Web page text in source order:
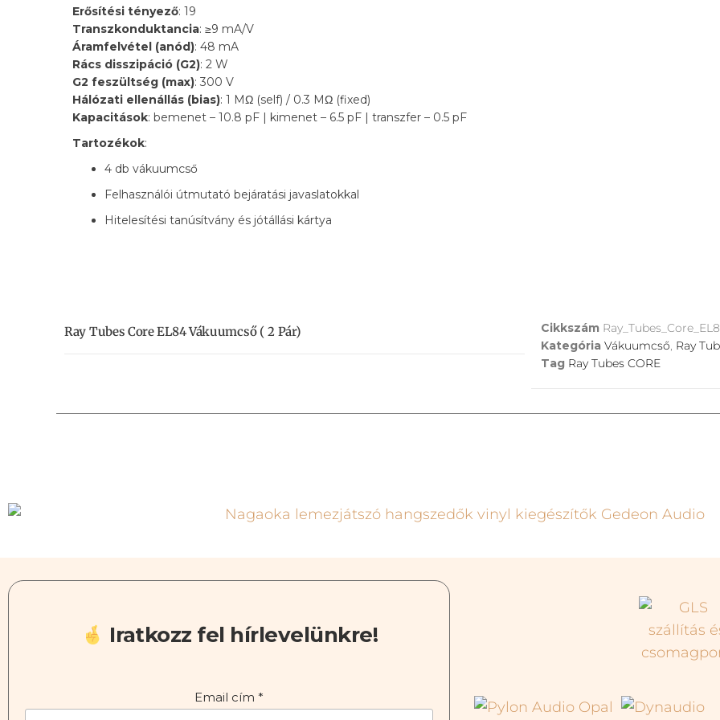
Erősítési tényező: 19
Transzkonduktancia: ≥9 mA/V
Áramfelvétel (anód): 48 mA
Rács disszipáció (G2): 2 W
G2 feszültség (max): 300 V
Hálózati ellenállás (bias): 1 MΩ (self) / 0.3 MΩ (fixed)
Kapacitások: bemenet – 10.8 pF | kimenet – 6.5 pF | transzfer – 0.5 pF
Tartozékok:
4 db vákuumcső
Felhasználói útmutató bejáratási javaslatokkal
Hitelesítési tanúsítvány és jótállási kártya
Ray Tubes Core EL84 Vákuumcső ( 2 Pár) Cikkszám
Kategória Vákuumcső Ray
Tag Ray Tubes CORE
Iratkozz fel hírlevelünkre!
Email cím *